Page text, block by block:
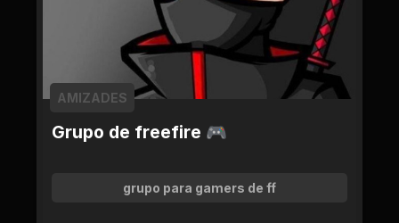
Grupo de freefire 🎮
AMIZADES
grupo para gamers de ff